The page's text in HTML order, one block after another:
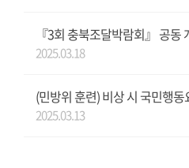
『3회 충북조달박람회』 공동
2025.03.18
(민방위 훈련) 비상 시 국민행동
2025.03.13